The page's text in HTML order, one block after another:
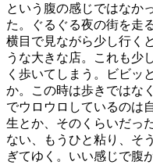
という腹の感じではなか
た。ぐるぐる夜の街を走
横目で見ながら少し行く
うな大きな店。これも少
く歩いてしまう。ビビッ
か。この時は歩きではな
でウロウロしているのは
生とか、そのくらいだっ
ない、もうひと粘り、そ
ぎてゆく。いい感じで腹